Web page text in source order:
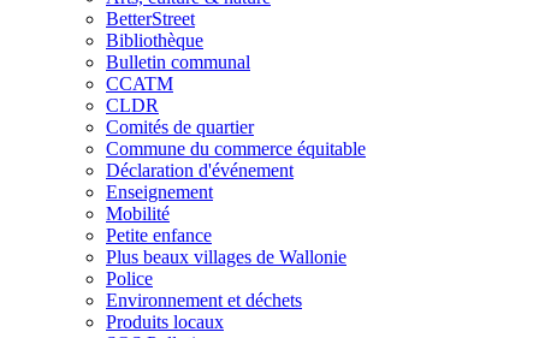
BetterStreet
Bibliothèque
Bulletin communal
CCATM
CLDR
Comités de quartier
Commune du commerce équitable
Déclaration d'événement
Enseignement
Mobilité
Petite enfance
Plus beaux villages de Wallonie
Police
Environnement et déchets
Produits locaux